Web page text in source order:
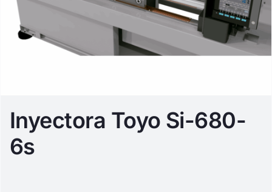
Inyectora Toyo Si-680-
6s